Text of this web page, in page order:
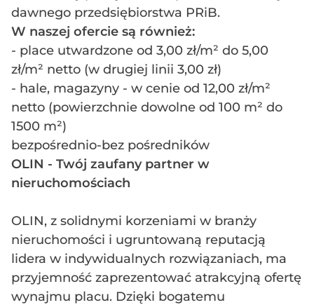
dawnego przedsiębiorstwa PRiB.
W naszej ofercie są również:
- place utwardzone od 3,00 zł/m² do 5,00
zł/m² netto (w drugiej linii 3,00 zł)
- hale, magazyny - w cenie od 12,00 zł/m²
netto (powierzchnie dowolne od 100 m² do
1500 m²)
bezpośrednio-bez pośredników
OLIN - Twój zaufany partner w
nieruchomościach
OLIN, z solidnymi korzeniami w branży
nieruchomości i ugruntowaną reputacją
lidera w indywidualnych rozwiązaniach, ma
przyjemność zaprezentować atrakcyjną ofertę
wynajmu placu. Dzięki bogatemu